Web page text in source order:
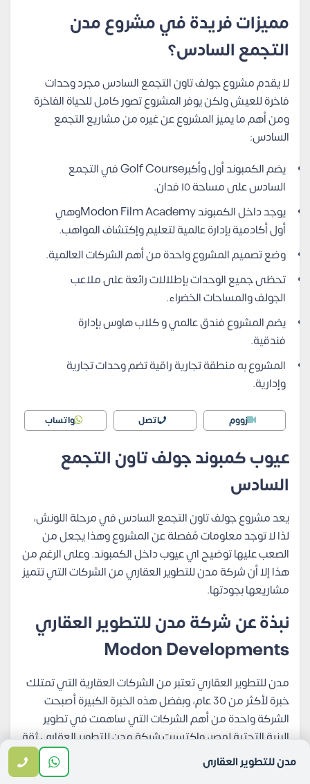
مميزات فريدة في مشروع مدن
التجمع السادس؟
لا يقدم مشروع جولف تاون التجمع السادس مجرد وحدات
فاخرة للعيش ولكن يوفر المشروع تصور كامل للحياة الفاخرة
ومن أهم ما يميز المشروع عن غيره من مشاريع التجمع
السادس:
يضم الكمبوند أول وأكبرGolf Course في التجمع
السادس على مساحة ١٥ فدان.
يوجد داخل الكمبوند Modon Film Academyوهي
أول أكادمية بإدارة عالمية لتعليم وإكتشاف المواهب.
وضع تصميم المشروع واحدة من أهم الشركات العالمية.
تحظى جميع الوحدات بإطلالات رائعة على ملاعب
الجولف والمساحات الخضراء.
يضم المشروع فندق عالمي و كلاب هاوس بإدارة
فندقية.
المشروع به منطقة تجارية راقية تضم وحدات تجارية
وإدارية.
زووم اتصل واتساب
عيوب كمبوند جولف تاون التجمع
السادس
يعد مشروع جولف تاون التجمع السادس في مرحلة اللونش،
لذا لا توجد معلومات مُفصلة عن المشروع وهذا يجعل من
الصعب عليها توضيح اي عيوب داخل الكمبوند. وعلى الرغم من
هذا إلا أن شركة مدن للتطوير العقاري من الشركات التي تتميز
مشاريعها بجودتها.
نبذة عن شركة مدن للتطوير العقاري
Modon Developments
مدن للتطوير العقاري تعتبر من الشركات العقارية التي تمتلك
خبرة لأكثر من 30 عام، وبفضل هذه الخبرة الكبيرة أصبحت
الشركة واحدة من أهم الشركات التي ساهمت في تطوير
البنية التحتية لمصر، واكتسبت شركة مدن للتطوير العقاري ثقة
عملائها بفضل اهتمامها بالتفاصيل وأنها تسعي دائمًا أن
تسهل عملية الشراء على جميع العملاء.
مدن للتطوير العقاري